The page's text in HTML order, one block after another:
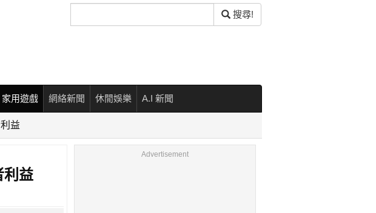
尋
搜尋!
家用遊戲 網絡新聞 休閒娛樂 A.I 新聞
益
益
Advertisement